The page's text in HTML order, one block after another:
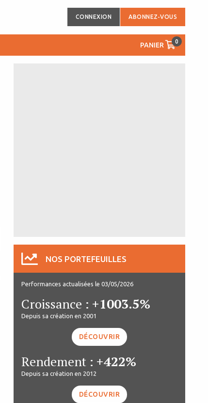
CONNEXION ABONNEZ-VOUS
PANIER 0
NOS PORTEFEUILLES
Performances actualisées le 03/05/2026
Croissance : +1003.5%
Depuis sa création en 2001
DÉCOUVRIR
Rendement : +422%
Depuis sa création en 2012
DÉCOUVRIR